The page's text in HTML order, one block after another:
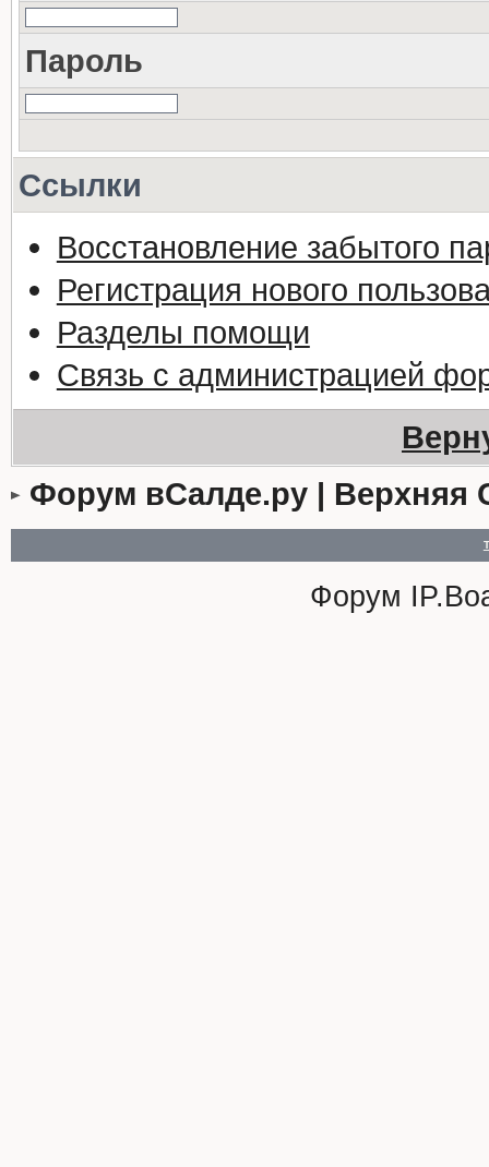
Пароль
Ссылки
Восстановление забытого
Регистрация нового
Разделы помощи
Связь с администрацией
Форум вСалде.ру | Верхняя
Форум